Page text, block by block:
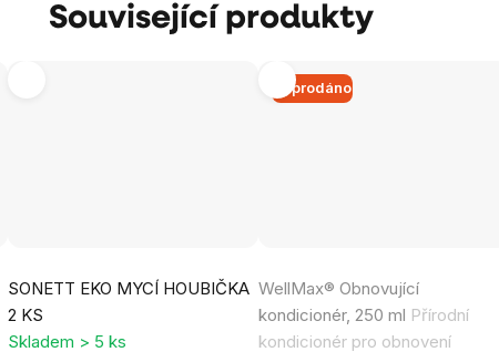
Související produkty
SONETT EKO MYCÍ HOUBIČKA
2 KS
hodnocení
produktu
Skladem > 5 ks
Vyprodáno
WellMax® Obnovující
kondicionér, 250 ml Přírodní
kondicionér pro obnovení
hodnocení
produktu